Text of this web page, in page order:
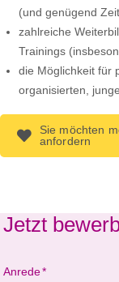
(und genügend
zahlreiche
Trainings
die Möglichkeit für
organisierten,
Sie möchten
anfordern
Jetzt
Anrede*